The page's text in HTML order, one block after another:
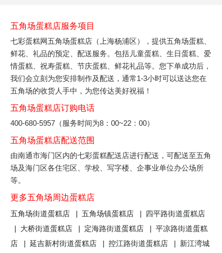
五角场蛋糕店服务项目
七彩蛋糕网五角场蛋糕店（上海杨浦区），提供五角场蛋糕、
鲜花、礼品的预定、配送服务。包括儿童蛋糕、生日蛋糕、爱
情蛋糕、祝寿蛋糕、节庆蛋糕、鲜花礼品等。您下单成功后，
我们会立刻为您安排制作及配送，通常1-3小时可以送达您在
五角场的收货人手中，为您传达美好祝福！
五角场蛋糕店订购电话
400-680-5957（服务时间为8：00~22：00）
五角场蛋糕店配送范围
由南通市海门区内的七彩蛋糕配送店进行配送，可配送至五角
场及海门区各住宅区、学校、写字楼、企事业单位办公场所
等。
更多五角场周边蛋糕店
五角场街道蛋糕店 | 五角场镇蛋糕店 | 四平路街道蛋糕店
| 大桥街道蛋糕店 | 定海路街道蛋糕店 |平凉路街道蛋糕
店 |延吉新村街道蛋糕店 |控江路街道蛋糕店 | 新江湾城